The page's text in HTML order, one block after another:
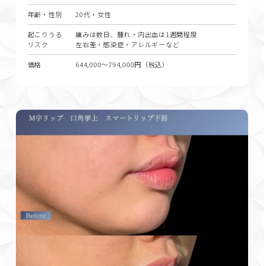
年齢・性別 20代・女性
起こりうる
リスク
痛みは数日、腫れ・内出血は1週間程度
左右差・感染症・アレルギーなど
価格 644,000〜794,000円（税込）